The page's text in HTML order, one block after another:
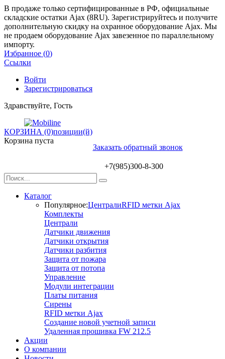
В продаже только сертифицированные в РФ, официальные
складские остатки Ajax (8RU). Зарегистрируйтесь и получите
дополнительную скидку на охранное оборудование Ajax. Мы
не продаем оборудование Ajax завезенное по параллельному
импорту.
Избранное (0)
Ссылки
Войти
Зарегистрироваться
Здравствуйте, Гость
КОРЗИНА (0)позиции(й)
Корзина пуста
Заказать обратный звонок
+7(985)300-8-300
Каталог
Популярное:ЦентралиRFID метки Ajax
Комплекты
Централи
Датчики движения
Датчики открытия
Датчики разбития
Защита от пожара
Защита от потопа
Управление
Модули интеграции
Платы питания
Сирены
RFID метки Ajax
Создание новой учетной записи
Удаленная прошивка FW 212.5
Акции
О компании